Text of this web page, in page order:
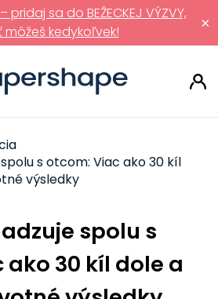
×
sa do BEŽECKEJ VÝZVY,
kedykoľvek!
s otcom: Viac ako 30 kíl
výsledky
spolu s
30 kíl dole a